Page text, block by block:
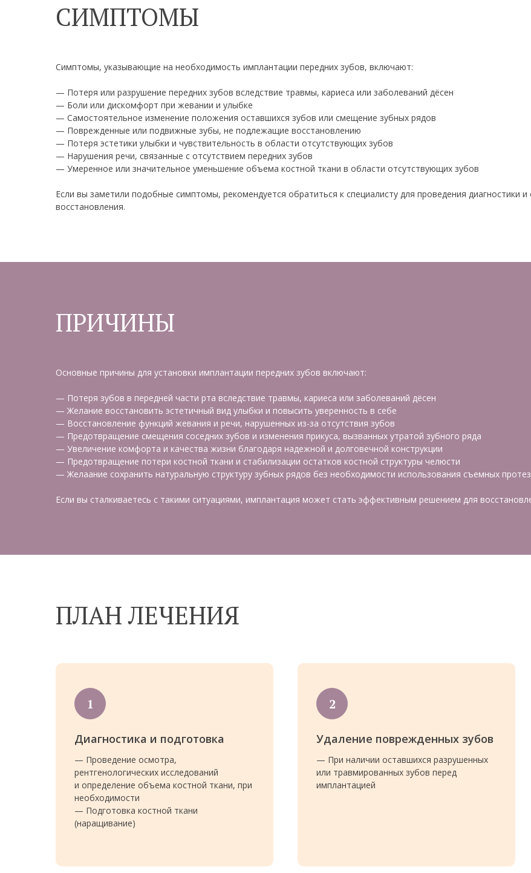
СИМПТОМЫ
Симптомы, указывающие на необходимость имплантации передних зубов, включают:
— Потеря или разрушение передних зубов вследствие травмы, кариеса или заболеваний дёсен
— Боли или дискомфорт при жевании и улыбке
— Самостоятельное изменение положения оставшихся зубов или смещение зубных рядов
— Поврежденные или подвижные зубы, не подлежащие восстановлению
— Потеря эстетики улыбки и чувствительность в области отсутствующих зубов
— Нарушения речи, связанные с отсутствием передних зубов
— Умеренное или значительное уменьшение объема костной ткани в области отсутствующих зубов
Если вы заметили подобные симптомы, рекомендуется обратиться к специалисту для проведения диагностики
восстановления.
ПРИЧИНЫ
Основные причины для установки имплантации передних зубов включают:
— Потеря зубов в передней части рта вследствие травмы, кариеса или заболеваний дёсен
— Желание восстановить эстетичный вид улыбки и повысить уверенность в себе
— Восстановление функций жевания и речи, нарушенных из-за отсутствия зубов
— Предотвращение смещения соседних зубов и изменения прикуса, вызванных утратой зубного ряда
— Увеличение комфорта и качества жизни благодаря надежной и долговечной конструкции
— Предотвращение потери костной ткани и стабилизации остатков костной структуры челюсти
— Желаание сохранить натуральную структуру зубных рядов без необходимости использования съемных
Если вы сталкиваетесь с такими ситуациями, имплантация может стать эффективным решением для
ПЛАН ЛЕЧЕНИЯ
Диагностика и подготовка
— Проведение осмотра,
рентгенологических исследований
и определение объема костной ткани, при
необходимости
— Подготовка костной ткани
(наращивание)
Удаление поврежденных зубов
— При наличии оставшихся разрушенных
или травмированных зубов перед
имплантацией